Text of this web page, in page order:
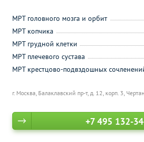
г. Москва, Балаклавский пр-т, д. 12, корп. 3,
МРТ головного мозга и орбит
МРТ копчика
МРТ грудной клетки
МРТ плечевого сустава
МРТ крестцово-подвздошных
+7 495 132-